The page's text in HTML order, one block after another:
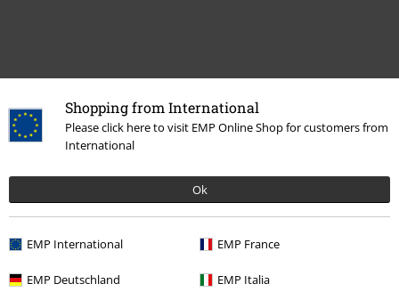
Shopping from International
Please click here to visit EMP Online Shop for customers from
International
Ok
EMP International EMP France
EMP Deutschland EMP Italia
Meer categorieën. Meer opties.
Films & Series Disney
Galaxy
Accessoires Caps
Films & Series Disney Films en tv Marvel Accessoires Caps
Films & Series Accessoires
Films & Series Disney Marvel Avengers